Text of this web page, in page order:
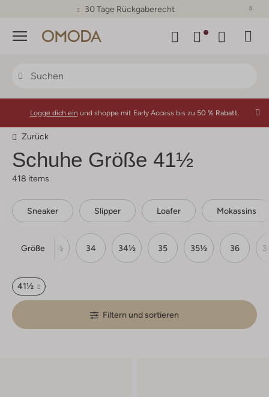
30 Tage Rückgaberecht
Menü
Logge dich ein und shoppe mit Early Access bis zu 50 % Rabatt.
Zurück
Schuhe Größe 41½
418 items
Sneaker Slipper Loafer Mokassins
Größe
33 33½ 34 34½ 35 35½ 36
41½
Filtern und sortieren